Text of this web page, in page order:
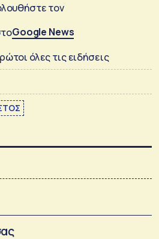
τον
Google News
όλες τις ειδήσεις